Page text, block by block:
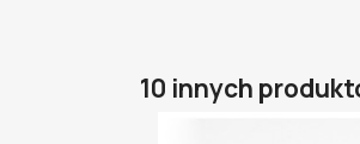
10 innych